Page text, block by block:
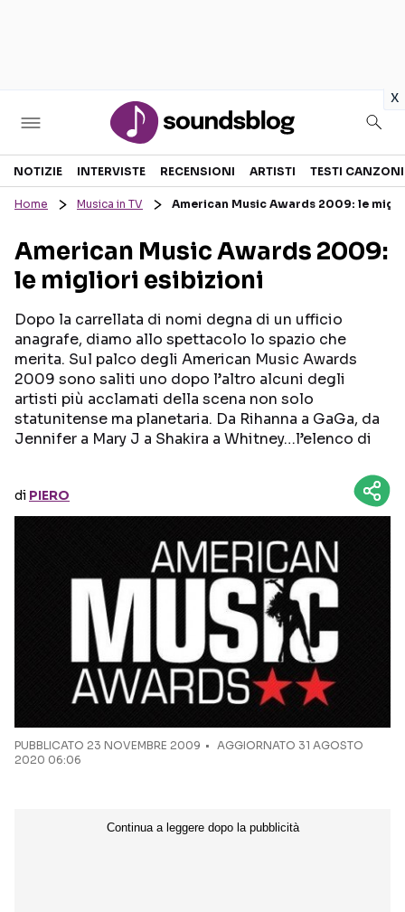
x
Sezioni
RECENSIONI MUSICALI
INTERVISTE
GOSSIP E CURIOSITÀ
TESTI CANZONI
TOUR ED EVENTI
TALENT SHOW
Seguici sui social
NOTIZIE INTERVISTE RECENSIONI ARTISTI TESTI CANZONI
Home Musica in TV American Music Awards 2009: le
American Music Awards 2009:
le migliori esibizioni
Dopo la carrellata di nomi degna di un ufficio
anagrafe, diamo allo spettacolo lo spazio che
merita. Sul palco degli American Music Awards
2009 sono saliti uno dopo l’altro alcuni degli
artisti più acclamati della scena non solo
statunitense ma planetaria. Da Rihanna a GaGa, da
Jennifer a Mary J a Shakira a Whitney…l’elenco di
di PIERO
PUBBLICATO 23 NOVEMBRE 2009
AGGIORNATO 31 AGOSTO
2020 06:06